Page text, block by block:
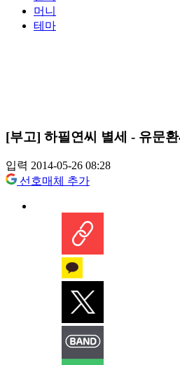
머니
테마
[부고] 하필연씨 별세 - 유문
입력 2014-05-26 08:28
선호매체 추가